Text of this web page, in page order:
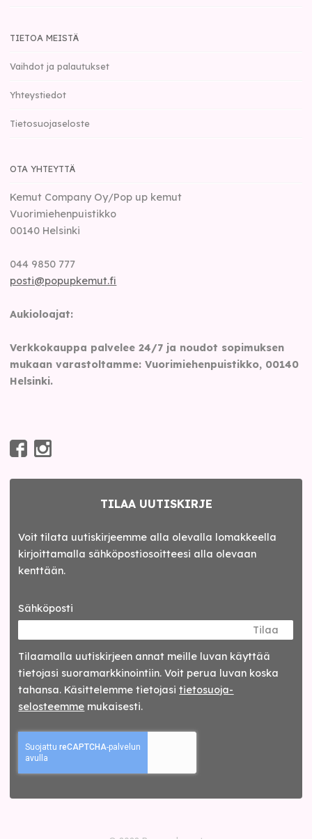
TIETOA MEISTÄ
Vaihdot ja palautukset
Yhteystiedot
Tietosuojaseloste
OTA YHTEYTTÄ
Kemut Company Oy/Pop up kemut
Vuorimiehenpuistikko
00140 Helsinki
044 9850 777
posti@popupkemut.fi
Aukioloajat:
Verkkokauppa palvelee 24/7 ja noudot sopimuksen
mukaan varastoltamme: Vuorimiehenpuistikko, 00140
Helsinki.
TILAA UUTISKIRJE
Voit tilata uutiskirjeemme alla olevalla lomakkeella
kirjoittamalla sähköpostiosoitteesi alla olevaan
kenttään.
Sähköposti
Tilaa
Tilaamalla uutis­kirjeen annat meille luvan käyttää
tietojasi suora­markkinointiin. Voit perua luvan koska
tahansa. Käsittelemme tietojasitieto­suoja­
selosteemme mukaisesti.